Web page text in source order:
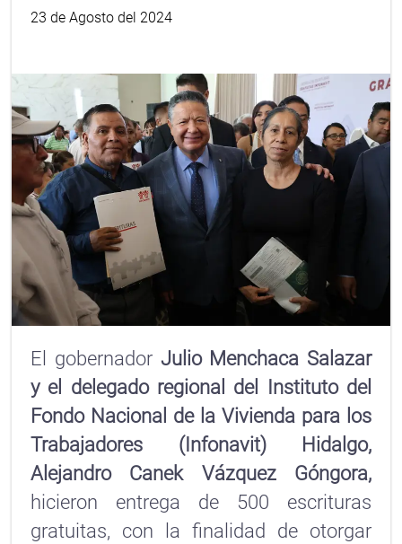
23 de Agosto del 2024
El gobernadorJulio Menchaca Salazar
y el delegado regional del Instituto del
Fondo Nacional de la Vivienda para los
Trabajadores (Infonavit) Hidalgo,
Alejandro Canek Vázquez Góngora,
hicieron entrega de 500 escrituras
gratuitas, con la finalidad de otorgar